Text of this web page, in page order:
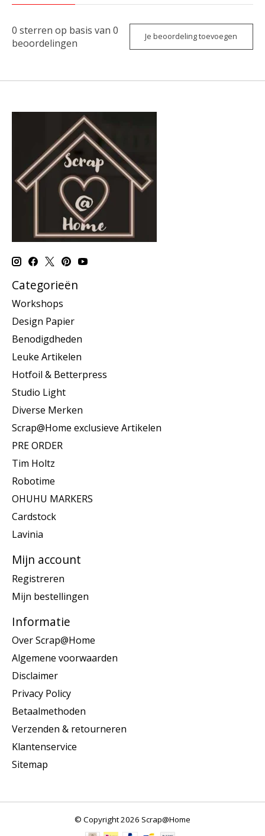
0 sterren op basis van 0
beoordelingen
Je beoordeling toevoegen
Categorieën
Workshops
Design Papier
Benodigdheden
Leuke Artikelen
Hotfoil & Betterpress
Studio Light
Diverse Merken
Scrap@Home exclusieve Artikelen
PRE ORDER
Tim Holtz
Robotime
OHUHU MARKERS
Cardstock
Lavinia
Mijn account
Registreren
Mijn bestellingen
Informatie
Over Scrap@Home
Algemene voorwaarden
Disclaimer
Privacy Policy
Betaalmethoden
Verzenden & retourneren
Klantenservice
Sitemap
© Copyright 2026 Scrap@Home